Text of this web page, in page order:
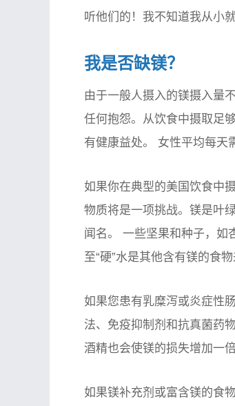
听他们的！我不知道我从小
我是否缺镁？
由于一般人摄入的镁摄入量
任何抱怨。从饮食中摄取足
有健康益处。
女性平均每天
如果你在典型的美国饮食中
物质将是一项挑战。镁是叶
闻名。
一些坚果和种子，如
至“硬”水是其他含有镁的食物
如果您患有乳糜泻或炎症性
法、免疫抑制剂和抗真菌药
酒精也会使镁的损失增加一
如果镁补充剂或富含镁的食